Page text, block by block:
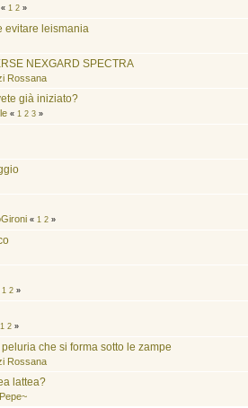
« 1 2»
evitare leismania
NEXGARD SPECTRA
Rossana
già iniziato?
« 1 2 3»
« 1 2»
1 2»
1 2»
che si forma sotto le zampe
Rossana
lattea?